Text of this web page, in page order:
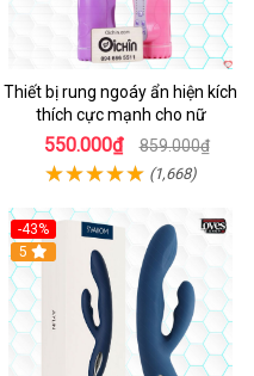
Thiết bị rung ngoáy ẩn hiện kích
thích cực mạnh cho nữ
550.000₫ 859.000₫
(1,668)
-43%
Hot
5